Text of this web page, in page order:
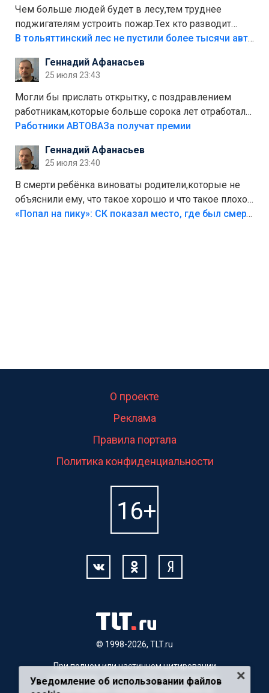
Чем больше людей будет в лесу,тем труднее
поджигателям устроить пожар.Тех кто разводит
костры,тех надо безбожно штрафовать.Камер полно
Штрафы мизерные.
В тольяттинский лес не пустили более тысячи автомобилей
Геннадий Афанасьев
25 июля 23:43
Могли бы прислать открытку, с поздравлением
работникам,которые больше сорока лет отработали
на предприятии.
Работники АВТОВАЗа получат премии
Геннадий Афанасьев
25 июля 23:40
В смерти ребёнка виноваты родители,которые не
объяснили ему, что такое хорошо и что такое плохо!
Лезть через такой забор,верх безумия,есть же
«Попал на пику»: СК показал место, где был смертельно травмирован ребенок в Тольятти
© 1998-2026, TLT.ru
О проекте
Реклама
Правила портала
Политика конфиденциальности
При полном или частичном цитировании
материалов, ссылка на TLT.ru обязательна.
Для Интернет-изданий гиперссылка на
Уведомление об использовании файлов